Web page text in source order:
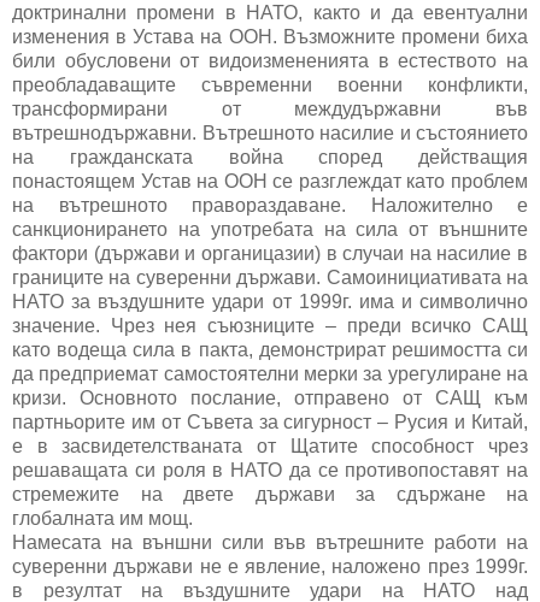
доктринални промени в НАТО, както и да евентуални
изменения в Устава на ООН. Възможните промени биха
били обусловени от видоизмененията в естеството на
преобладаващите съвременни военни конфликти,
трансформирани от междудържавни във
вътрешнодържавни. Вътрешното насилие и състоянието
на гражданската война според действащия
понастоящем Устав на ООН се разглеждат като проблем
на вътрешното правораздаване. Наложително е
санкционирането на употребата на сила от външните
фактори (държави и органицазии) в случаи на насилие в
границите на суверенни държави. Самоинициативата на
НАТО за въздушните удари от 1999г. има и символично
значение. Чрез нея съюзниците – преди всичко САЩ
като водеща сила в пакта, демонстрират решимостта си
да предприемат самостоятелни мерки за урегулиране на
кризи. Основното послание, отправено от САЩ към
партньорите им от Съвета за сигурност – Русия и Китай,
е в засвидетелстваната от Щатите способност чрез
решаващата си роля в НАТО да се противопоставят на
стремежите на двете държави за сдържане на
глобалната им мощ.
Намесата на външни сили във вътрешните работи на
суверенни държави не е явление, наложено през 1999г.
в резултат на въздушните удари на НАТО над